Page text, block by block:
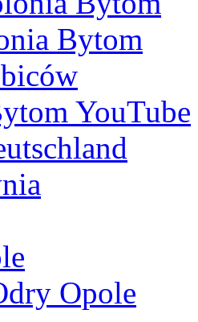
Bytom
YouTube
Opole